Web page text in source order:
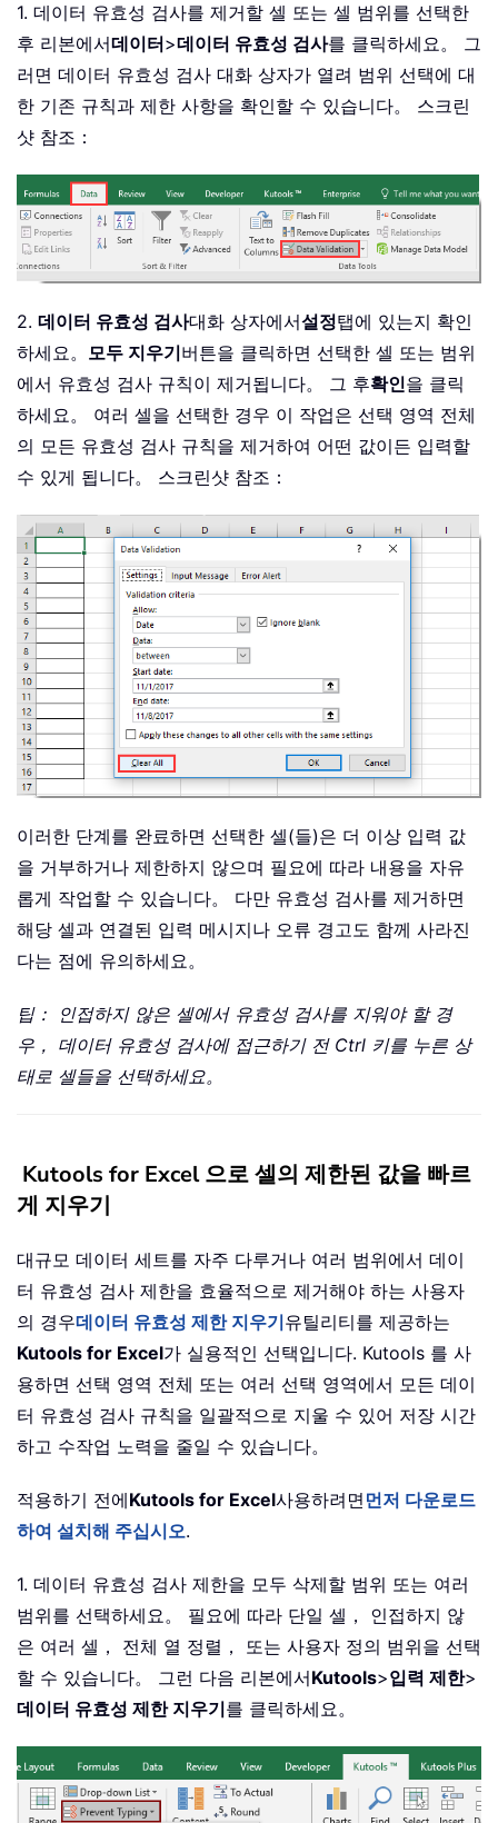
1. 데이터 유효성 검사를 제거할 셀 또는 셀 범위를 선택한
후 리본에서데이터>데이터 유효성 검사를 클릭하세요。 그
러면 데이터 유효성 검사 대화 상자가 열려 범위 선택에 대
한 기존 규칙과 제한 사항을 확인할 수 있습니다。 스크린
샷 참조：
2. 데이터 유효성 검사대화 상자에서설정탭에 있는지 확인
하세요。 모두 지우기버튼을 클릭하면 선택한 셀 또는 범위
에서 유효성 검사 규칙이 제거됩니다。 그 후확인을 클릭
하세요。 여러 셀을 선택한 경우 이 작업은 선택 영역 전체
의 모든 유효성 검사 규칙을 제거하여 어떤 값이든 입력할
수 있게 됩니다。 스크린샷 참조：
이러한 단계를 완료하면 선택한 셀(들)은 더 이상 입력 값
을 거부하거나 제한하지 않으며 필요에 따라 내용을 자유
롭게 작업할 수 있습니다。 다만 유효성 검사를 제거하면
해당 셀과 연결된 입력 메시지나 오류 경고도 함께 사라진
다는 점에 유의하세요。
팁： 인접하지 않은 셀에서 유효성 검사를 지워야 할 경
우， 데이터 유효성 검사에 접근하기 전 Ctrl 키를 누른 상
태로 셀들을 선택하세요。
Kutools for Excel 으로 셀의 제한된 값을 빠르
게 지우기
대규모 데이터 세트를 자주 다루거나 여러 범위에서 데이
터 유효성 검사 제한을 효율적으로 제거해야 하는 사용자
의 경우데이터 유효성 제한 지우기유틸리티를 제공하는
Kutools for Excel가 실용적인 선택입니다. Kutools 를 사
용하면 선택 영역 전체 또는 여러 선택 영역에서 모든 데이
터 유효성 검사 규칙을 일괄적으로 지울 수 있어 저장 시간
하고 수작업 노력을 줄일 수 있습니다。
적용하기 전에Kutools for Excel사용하려면 먼저 다운로드
하여 설치해 주십시오.
1. 데이터 유효성 검사 제한을 모두 삭제할 범위 또는 여러
범위를 선택하세요。 필요에 따라 단일 셀， 인접하지 않
은 여러 셀， 전체 열 정렬， 또는 사용자 정의 범위을 선택
할 수 있습니다。 그런 다음 리본에서Kutools>입력 제한>
데이터 유효성 제한 지우기를 클릭하세요。